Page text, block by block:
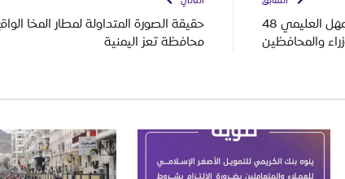
رئيس الوزراء سالم بن بريك لم يمهل العليمي 48
والمحافظين
حقيقة الصورة المتداولة لمطار المخا
محافظة تعز اليمنية